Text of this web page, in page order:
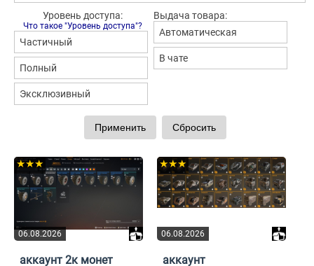
Уровень доступа:
Что такое "Уровень доступа"?
Частичный
Полный
Эксклюзивный
Выдача товара:
Автоматическая
В чате
06.08.2026
★★★
аккаунт 2к монет
06.08.2026
★★★
аккаунт